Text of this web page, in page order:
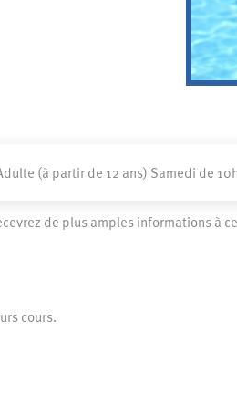
(à partir de 12 ans) Samedi de
de plus amples informations à ce
cours.